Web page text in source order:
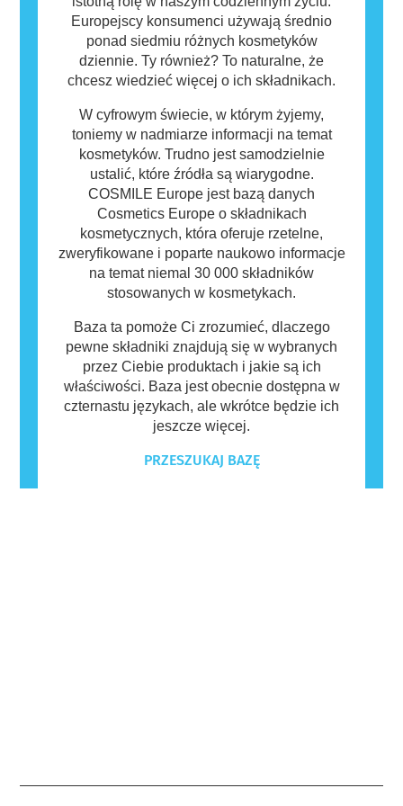
Europejscy konsumenci używają średnio
ponad siedmiu różnych kosmetyków
dziennie. Ty również? To naturalne, że
chcesz wiedzieć więcej o ich składnikach.
W cyfrowym świecie, w którym żyjemy,
toniemy w nadmiarze informacji na temat
kosmetyków. Trudno jest samodzielnie
ustalić, które źródła są wiarygodne.
COSMILE Europe jest bazą danych
Cosmetics Europe o składnikach
kosmetycznych, która oferuje rzetelne,
zweryfikowane i poparte naukowo informacje
na temat niemal 30 000 składników
stosowanych w kosmetykach.
Baza ta pomoże Ci zrozumieć, dlaczego
pewne składniki znajdują się w wybranych
przez Ciebie produktach i jakie są ich
właściwości. Baza jest obecnie dostępna w
czternastu językach, ale wkrótce będzie ich
jeszcze więcej.
PRZESZUKAJ BAZĘ